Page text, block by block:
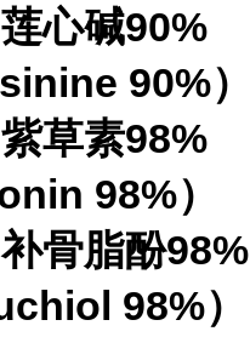
莲心碱90%
90%）
紫草素98%
98%）
补骨脂酚98%
98%）